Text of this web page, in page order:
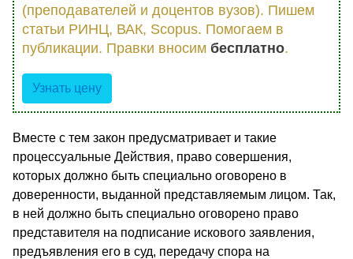
(преподавателей и доцентов вузов). Пишем
статьи РИНЦ, ВАК, Scopus. Помогаем в
публикации. Правки вносим бесплатно.
Узнать цену
Вместе с тем закон предусматривает и такие
процессуальные Действия, право совершения,
которых должно быть специально оговорено в
доверенности, выданной представляемым лицом. Так,
в ней должно быть специально оговорено право
представителя на подписание искового заявления,
предъявления его в суд, передачу спора на